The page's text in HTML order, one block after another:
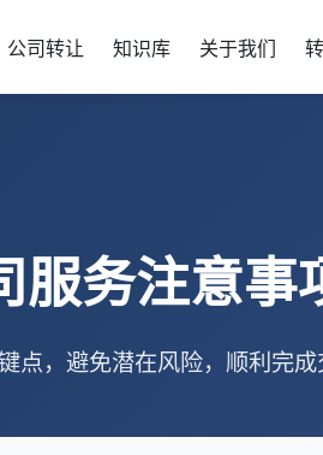
公司转让 知识库 关于我们
服务注意事
点，避免潜在风险，顺利完成